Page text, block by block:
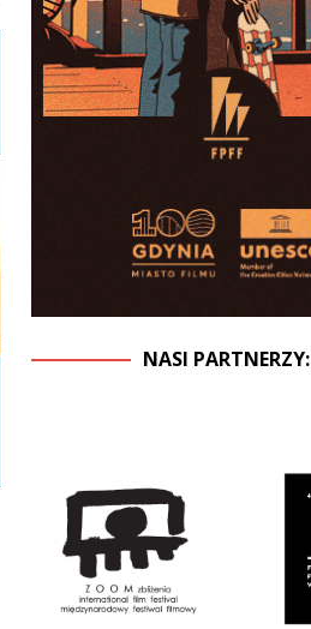
NASI PARTNERZY: